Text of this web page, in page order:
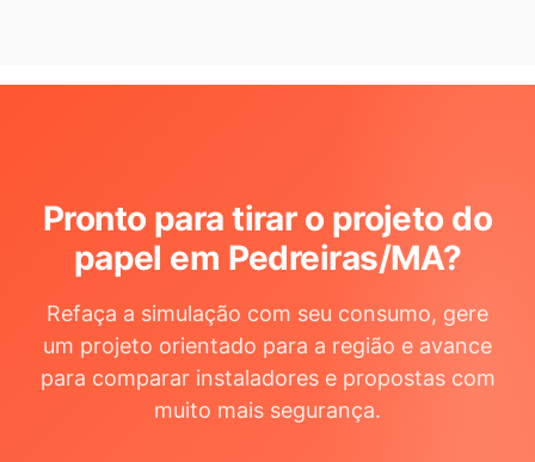
Pronto para tirar o projeto do
papel em Pedreiras/MA?
Refaça a simulação com seu consumo, gere
um projeto orientado para a região e avance
para comparar instaladores e propostas com
muito mais segurança.